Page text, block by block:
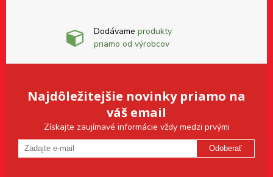
Dodávame produkty
priamo od výrobcov
Najdôležitejšie novinky priamo na
váš email
Získajte zaujímavé informácie vždy medzi prvými
Odoberať